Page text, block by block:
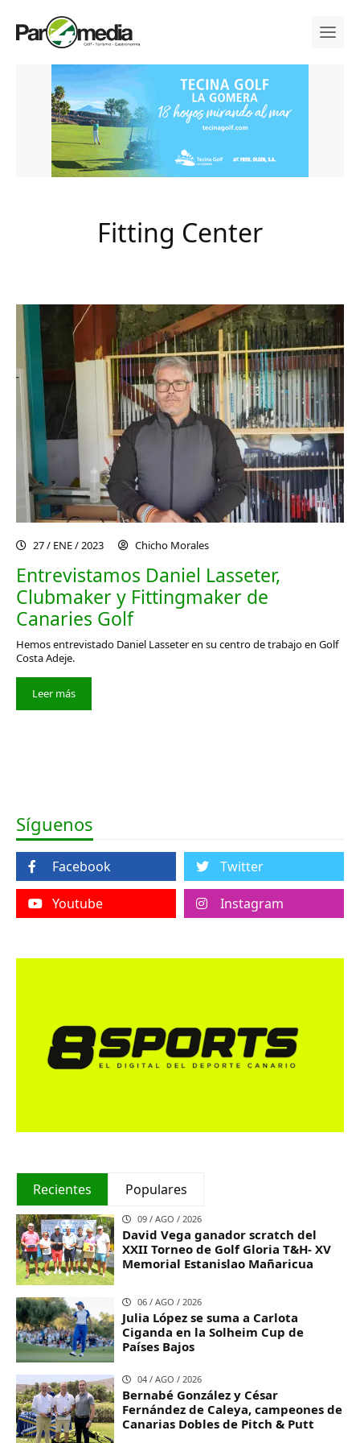
Fitting Center
27 / ENE / 2023 Chicho Morales
Entrevistamos Daniel Lasseter,
Clubmaker y Fittingmaker de
Canaries Golf
Hemos entrevistado Daniel Lasseter en su centro de trabajo en Golf
Costa Adeje.
Leer más
Síguenos
Facebook Twitter
Youtube Instagram
Recientes Populares
09 / AGO / 2026
David Vega ganador scratch del
XXII Torneo de Golf Gloria T&H- XV
Memorial Estanislao Mañaricua
06 / AGO / 2026
Julia López se suma a Carlota
Ciganda en la Solheim Cup de
Países Bajos
04 / AGO / 2026
Bernabé González y César
Fernández de Caleya, campeones de
Canarias Dobles de Pitch & Putt